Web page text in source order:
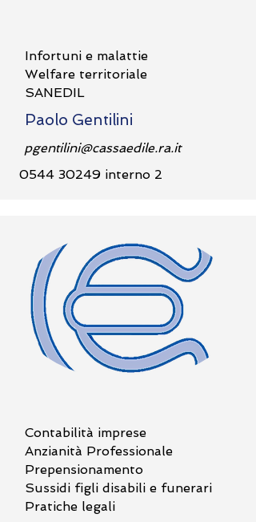
Infortuni e malattie
Welfare territoriale
SANEDIL
Paolo Gentilini
pgentilini@cassaedile.ra.it
0544 30249 interno 2
Contabilità imprese
Anzianità Professionale
Prepensionamento
Sussidi figli disabili e funerari
Pratiche legali